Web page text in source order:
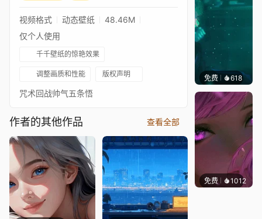
视频格式 动态壁纸
48.46M
仅个人使用
千千壁纸的惊艳效果
调整画质和性能 版权声明
咒术回战帅气五条悟
作者的其他作品 查看全部
免费 618Ryluth
免费 1012辰东